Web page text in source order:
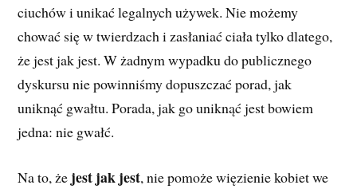
ciuchów i unikać legalnych używek. Nie możemy
chować się w twierdzach i zasłaniać ciała tylko dlatego,
że jest jak jest. W żadnym wypadku do publicznego
dyskursu nie powinniśmy dopuszczać porad, jak
uniknąć gwałtu. Porada, jak go uniknąć jest bowiem
jedna: nie gwałć.
Na to, że jest jak jest, nie pomoże więzienie kobiet we